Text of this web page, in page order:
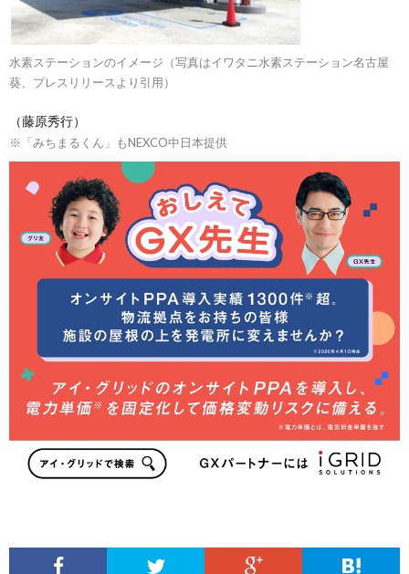
水素ステーションのイメージ（写真はイワタニ水素ステーション名古屋
葵、プレスリリースより引用）
（藤原秀行）
※「みちまるくん」もNEXCO中日本提供